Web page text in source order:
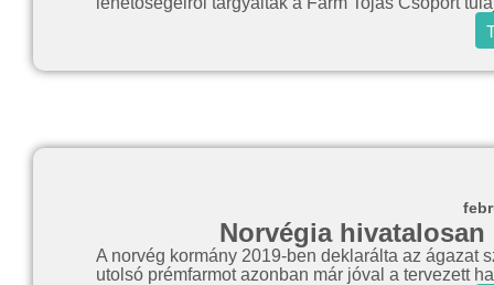
Norvégia
A norvég kormány 2019-ben deklarálta az ágazat
utolsó prémfarmot azonban már jóval a tervezett